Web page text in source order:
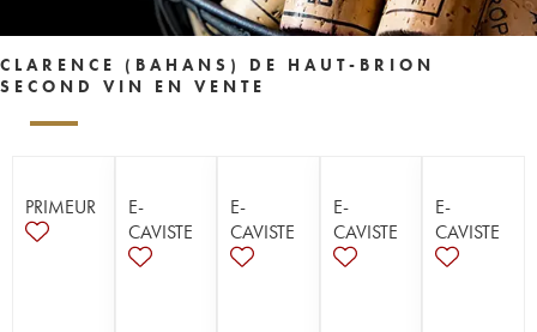
CLARENCE (BAHANS) DE HAUT-BRION
SECOND VIN EN VENTE
PRIMEUR
E-
CAVISTE
E-
CAVISTE
E-
CAVISTE
E-
CAVISTE